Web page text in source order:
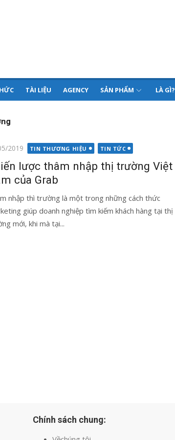
TÀI LIỆU AGENCY SẢN PHẨM LÀ GÌ?
2019 TIN THƯƠNG HIỆU TIN TỨC
lược thâm nhập thị trường Việt
của Grab
nhập thì trường là một trong những cách thức
giúp doanh nghiệp tìm kiếm khách hàng tại thị
mới, khi mà tại...
Chính sách chung: